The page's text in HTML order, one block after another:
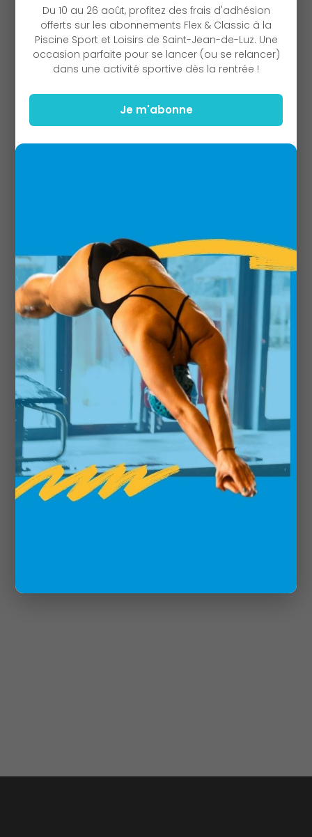
Cette activité n'est pas disponible.
Retour aux activités disponibles.
Du 10 au 26 août, profitez des frais d'adhésion
offerts sur les abonnements Flex & Classic à la
Piscine Sport et Loisirs de Saint-Jean-de-Luz. Une
occasion parfaite pour se lancer (ou se relancer)
dans une activité sportive dès la rentrée !
Je m'abonne